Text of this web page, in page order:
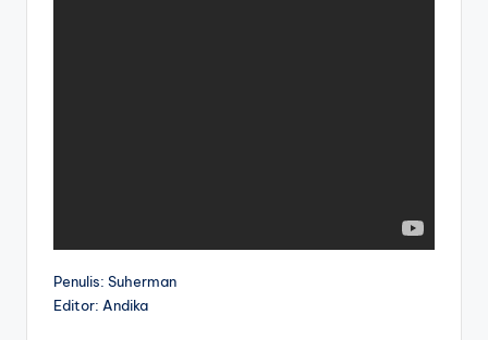
Penulis: Suherman
Editor: Andika